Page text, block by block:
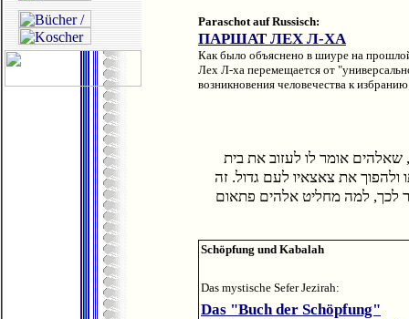
Paraschot auf Russisch:
ПАРШАТ ЛЕХ Л-ХА
Как было объяснено в шиуре на
Лех Л-ха перемещается от
возникновения человечества к
אומר לו לעזוב את בית
ולהפוך את צאצאיו לעם גדול. זה
לכך, למה מחליט אלהים פתאום
Schöpfung und Kabalah
Das mystische Sefer Jezirah:
Das "Buch der Schöpfung"